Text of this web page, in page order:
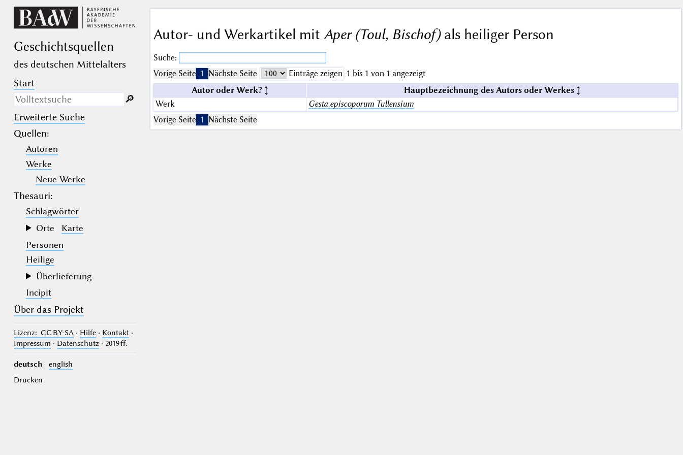
Geschichts­quellen
des deutschen Mittelalters
Start
Nur in Beschreibungs­texten
suchen
(der Unterstrich) ist Platzhalter für
genau ein Zeichen.
(das Prozentzeichen) ist Platzhalter
für kein, ein oder mehr als ein
Zeichen.
🔎︎
Erweiterte Suche
Quellen:
Autoren
Werke
Neue Werke
Thesauri:
Schlagwörter
Orte
Karte
Personen
Heilige
Überlieferung
Incipit
Über das Projekt
Lizenz: CC BY-SA· Hilfe· Kontakt·
Impressum · Datenschutz· 2019 ff.
deutsch
english
Drucken
Autor- und Werkartikel mit Aper (Toul, Bischof)als heiliger Person
Suche:
Vorige Seite 1 Nächste Seite Einträge zeigen 1 bis 1 von 1 angezeigt
Autor oder Werk?
Hauptbezeichnung des Autors oder Werkes
Werk
Gesta episcoporum Tullensium
Vorige Seite 1 Nächste Seite